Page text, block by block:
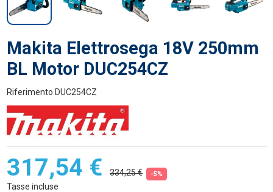
Makita Elettrosega 18V 250mm
BL Motor DUC254CZ
Riferimento DUC254CZ
317,54 € 334,25 € -5%
Tasse incluse